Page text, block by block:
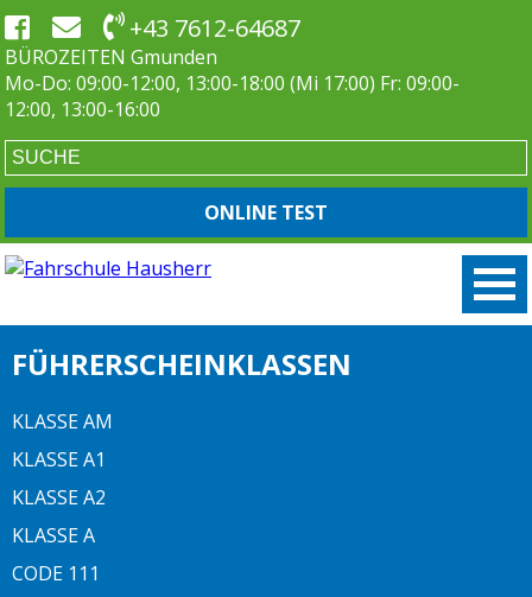
+43 7612-64687
BÜROZEITEN Gmunden
Mo-Do: 09:00-12:00, 13:00-18:00 (Mi 17:00) Fr: 09:00-
12:00, 13:00-16:00
ONLINE TEST
FÜHRERSCHEINKLASSEN
KLASSE AM
KLASSE A1
KLASSE A2
KLASSE A
CODE 111